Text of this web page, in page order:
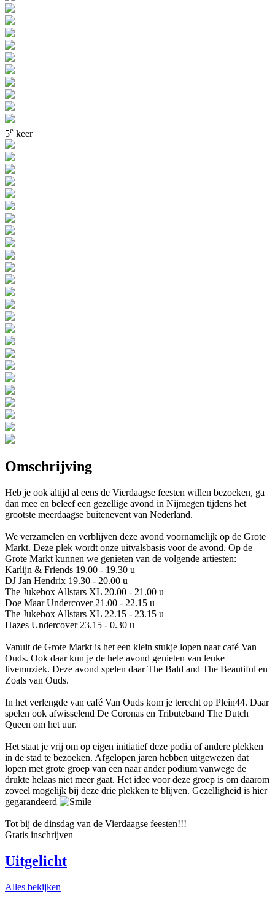
5e keer
Omschrijving
Heb je ook altijd al eens de Vierdaagse feesten willen bezoeken, ga
dan mee en beleef een gezellige avond in Nijmegen tijdens het
grootste meerdaagse buitenevent van Nederland.
We verzamelen en verblijven deze avond voornamelijk op de Grote
Markt. Deze plek wordt onze uitvalsbasis voor de avond. Op de
Grote Markt kunnen we genieten van de volgende artiesten:
Karlijn & Friends 19.00 - 19.30 u
DJ Jan Hendrix 19.30 - 20.00 u
The Jukebox Allstars XL 20.00 - 21.00 u
Doe Maar Undercover 21.00 - 22.15 u
The Jukebox Allstars XL 22.15 - 23.15 u
Hazes Undercover 23.15 - 0.30 u
Vanuit de Grote Markt is het een klein stukje lopen naar café Van
Ouds. Ook daar kun je de hele avond genieten van leuke
livemuziek. Deze avond spelen daar The Bald and The Beautiful en
Zoals van Ouds.
In het verlengde van café Van Ouds kom je terecht op Plein44. Daar
spelen ook afwisselend De Coronas en Tributeband The Dutch
Queen om het uur.
Het staat je vrij om op eigen initiatief deze podia of andere plekken
in de stad te bezoeken. Afgelopen jaren hebben uitgewezen dat
lopen met grote groep van een naar ander podium vanwege de
drukte helaas niet meer gaat. Het idee voor deze groep is om daarom
zoveel mogelijk bij deze drie plekken te blijven. Gezelligheid is hier
gegarandeerd
Tot bij de dinsdag van de Vierdaagse feesten!!!
Gratis inschrijven
Uitgelicht
Alles bekijken